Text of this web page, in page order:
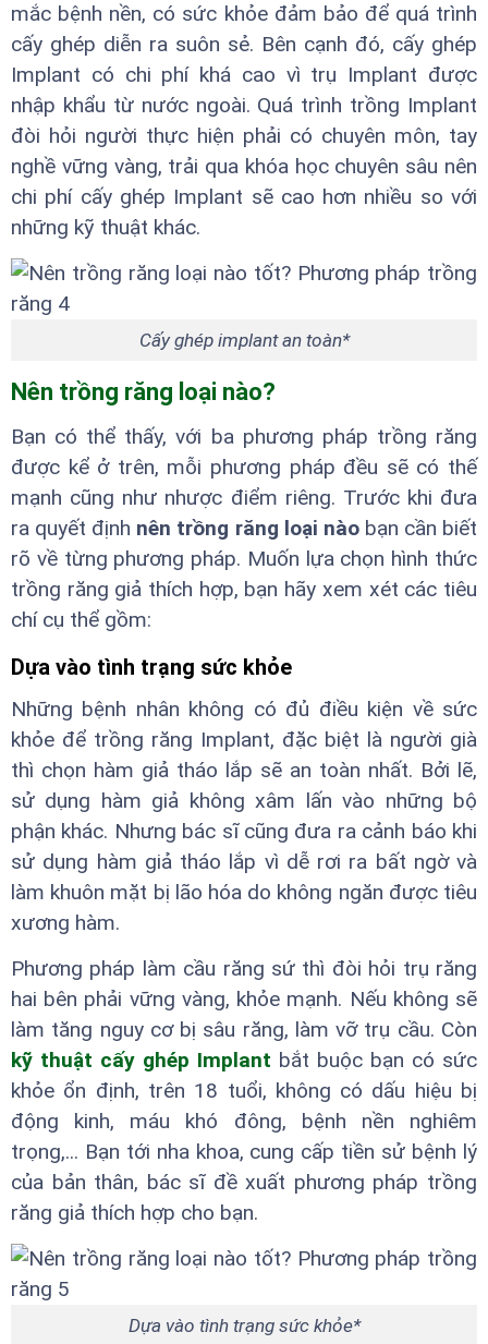
mắc bệnh nền, có sức khỏe đảm bảo để quá trình
cấy ghép diễn ra suôn sẻ. Bên cạnh đó, cấy ghép
Implant có chi phí khá cao vì trụ Implant được
nhập khẩu từ nước ngoài. Quá trình trồng Implant
đòi hỏi người thực hiện phải có chuyên môn, tay
nghề vững vàng, trải qua khóa học chuyên sâu nên
chi phí cấy ghép Implant sẽ cao hơn nhiều so với
những kỹ thuật khác.
Cấy ghép implant an toàn*
Nên trồng răng loại nào?
Bạn có thể thấy, với ba phương pháp trồng răng
được kể ở trên, mỗi phương pháp đều sẽ có thế
mạnh cũng như nhược điểm riêng. Trước khi đưa
ra quyết định nên trồng răng loại nàobạn cần biết
rõ về từng phương pháp. Muốn lựa chọn hình thức
trồng răng giả thích hợp, bạn hãy xem xét các tiêu
chí cụ thể gồm:
Dựa vào tình trạng sức khỏe
Những bệnh nhân không có đủ điều kiện về sức
khỏe để trồng răng Implant, đặc biệt là người già
thì chọn hàm giả tháo lắp sẽ an toàn nhất. Bởi lẽ,
sử dụng hàm giả không xâm lấn vào những bộ
phận khác. Nhưng bác sĩ cũng đưa ra cảnh báo khi
sử dụng hàm giả tháo lắp vì dễ rơi ra bất ngờ và
làm khuôn mặt bị lão hóa do không ngăn được tiêu
xương hàm.
Phương pháp làm cầu răng sứ thì đòi hỏi trụ răng
hai bên phải vững vàng, khỏe mạnh. Nếu không sẽ
làm tăng nguy cơ bị sâu răng, làm vỡ trụ cầu. Còn
kỹ thuật cấy ghép Implant bắt buộc bạn có sức
khỏe ổn định, trên 18 tuổi, không có dấu hiệu bị
động kinh, máu khó đông, bệnh nền nghiêm
trọng,... Bạn tới nha khoa, cung cấp tiền sử bệnh lý
của bản thân, bác sĩ đề xuất phương pháp trồng
răng giả thích hợp cho bạn.
Dựa vào tình trạng sức khỏe*